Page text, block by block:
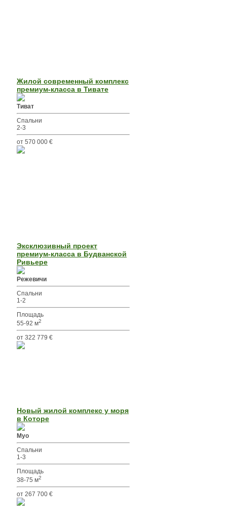
Жилой современный комплекс
премиум-класса в Тивате
Тиват
Спальни
2-3
от 570 000 €
Эксклюзивный проект
премиум-класса в Будванской
Ривьере
Режевичи
Спальни
1-2
Площадь
55-92 м2
от 322 779 €
Новый жилой комплекс у моря
в Которе
Муо
Спальни
1-3
Площадь
38-75 м2
от 267 700 €